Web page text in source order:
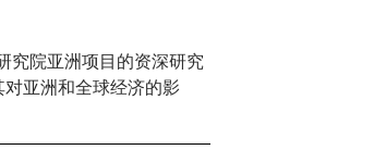
究院亚洲项目的资深研究
亚洲和全球经济的影